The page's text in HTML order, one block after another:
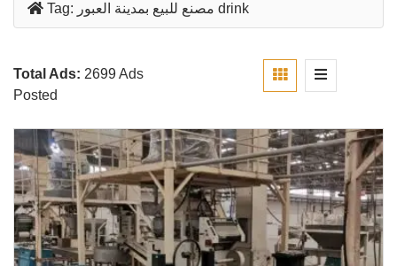
Tag: مصنع للبيع بمدينة العبور drink
Total Ads: 2699 Ads
Posted